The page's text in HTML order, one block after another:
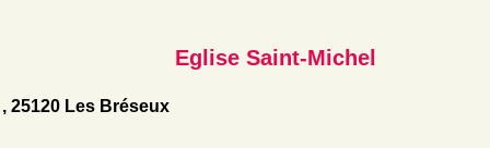
Eglise Saint-Michel
, 25120 Les Bréseux